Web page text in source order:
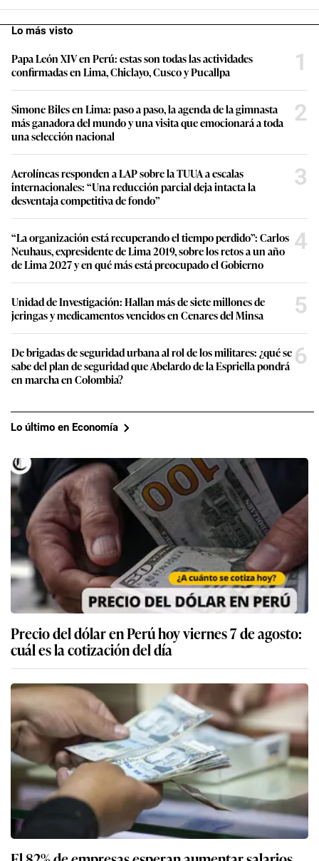
Lo más visto
Papa León XIV en Perú: estas son todas las actividades
confirmadas en Lima, Chiclayo, Cusco y Pucallpa
1
Simone Biles en Lima: paso a paso, la agenda de la gimnasta
más ganadora del mundo y una visita que emocionará a toda
una selección nacional
2
Aerolíneas responden a LAP sobre la TUUA a escalas
internacionales: “Una reducción parcial deja intacta la
desventaja competitiva de fondo”
3
“La organización está recuperando el tiempo perdido”: Carlos
Neuhaus, expresidente de Lima 2019, sobre los retos a un año
de Lima 2027 y en qué más está preocupado el Gobierno
4
Unidad de Investigación: Hallan más de siete millones de
jeringas y medicamentos vencidos en Cenares del Minsa
5
De brigadas de seguridad urbana al rol de los militares: ¿qué se
sabe del plan de seguridad que Abelardo de la Espriella pondrá
en marcha en Colombia?
6
Lo último en Economía
Precio del dólar en Perú hoy viernes 7 de agosto:
cuál es la cotización del día